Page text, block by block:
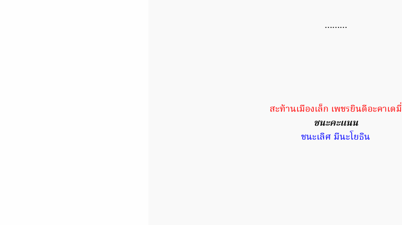
………
สะท้านเมืองเล็ก เพชรยินดีอะคาเดมี่
ชนะคะแนน
ชนะเลิศ มีนะโยธิน